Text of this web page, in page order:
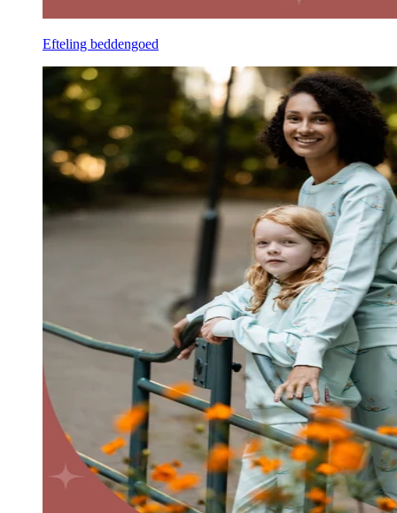
Efteling beddengoed